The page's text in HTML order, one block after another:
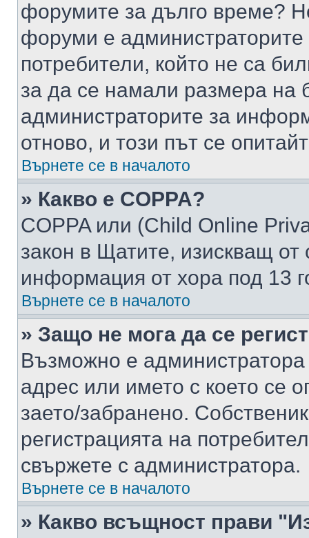
форумите за дълго време?
форуми е администраторите
потребители, който не са
за да се намали размера на
администраторите за
отново, и този път се
Върнете се в началото
» Какво е COPPA?
COPPA или (Child Online
закон в Щатите, изискващ от
информация от хора под 13
Върнете се в началото
» Защо не мога да се
Възможно е
адрес или името с което се
заето/забранено.
регистрацията на
свържете с администратора.
Върнете се в началото
» Какво всъщност прави